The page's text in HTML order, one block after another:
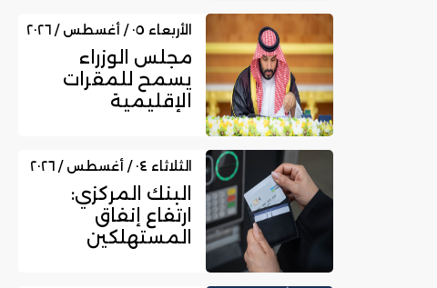
لتمكين رواد ا...
الأربعاء ٠٥ / أغسطس / ٢٠٢٦
مجلس الوزراء
يسمح للمقرات
الإقليمية
عا...
الثلاثاء ٠٤ / أغسطس / ٢٠٢٦
البنك المركزي:
ارتفاع إنفاق
المستهلكين